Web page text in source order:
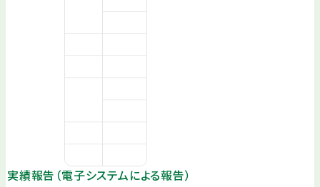
実績報告（電子システムによる報告）